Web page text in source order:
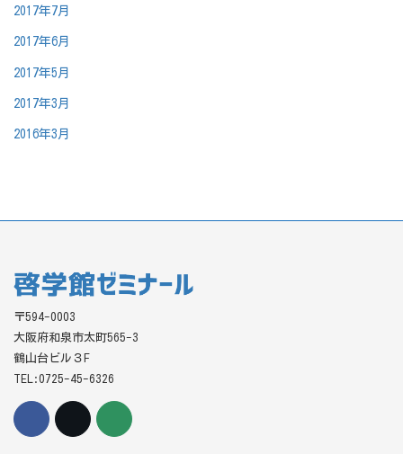
2017年7月
2017年6月
2017年5月
2017年3月
2016年3月
〒594-0003
大阪府和泉市太町565-3
鶴山台ビル３F
TEL:0725-45-6326